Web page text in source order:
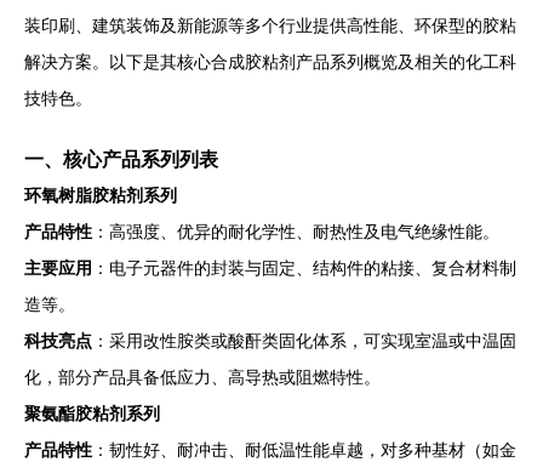
装印刷、建筑装饰及新能源等多个行业提供高性能、环保型的胶粘
解决方案。以下是其核心合成胶粘剂产品系列概览及相关的化工科
技特色。
一、核心产品系列列表
环氧树脂胶粘剂系列
产品特性 ：高强度、优异的耐化学性、耐热性及电气绝缘性能。
主要应用 ：电子元器件的封装与固定、结构件的粘接、复合材料制
造等。
科技亮点 ：采用改性胺类或酸酐类固化体系，可实现室温或中温固
化，部分产品具备低应力、高导热或阻燃特性。
聚氨酯胶粘剂系列
产品特性 ：韧性好、耐冲击、耐低温性能卓越，对多种基材（如金